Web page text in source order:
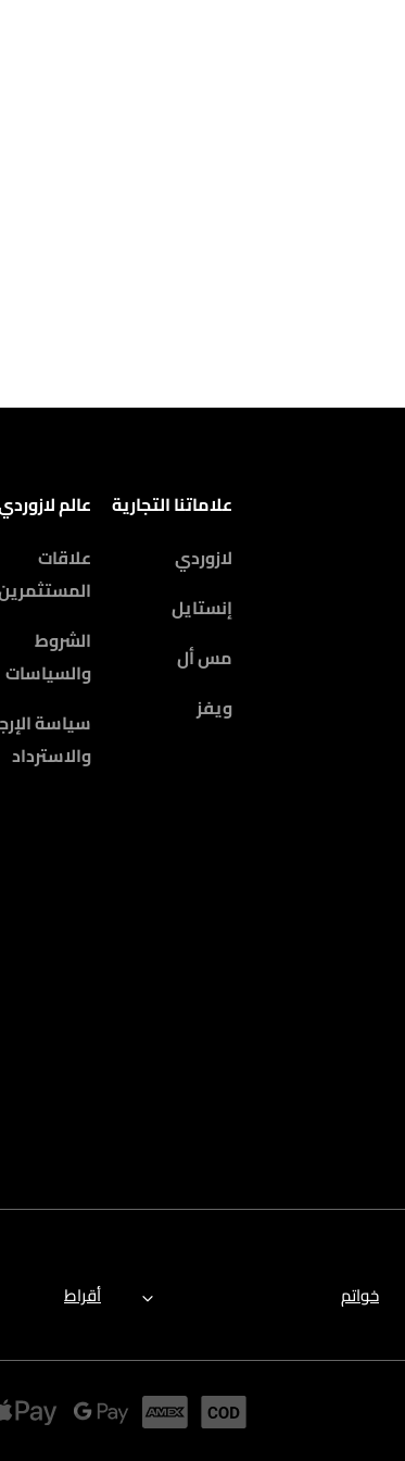
علاماتنا التجارية
لازوردي
إنستايل
مس أل
ويفز
عالم
علاقات
الشروط
والسياسات
سياسة
والاسترداد
خواتم أقراط